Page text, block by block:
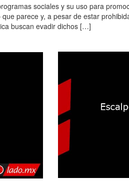
sociales y su uso para
parece y, a pesar de estar
buscan evadir dichos […]